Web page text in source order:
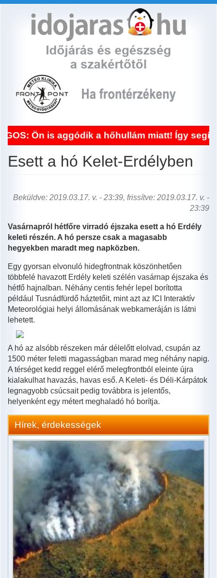
is aggódik a hőhullám miatt! Így segít a
Esett a hó Kelet-Erdélyben
Beküldve: 2019.03.17. v. - 23:39, frissítve: 2019.03.17. v. -
23:39
Vasárnapról hétfőre virradó éjszaka esett a hó Erdély
keleti részén. A hó persze csak a magasabb
hegyekben maradt meg napközben.
Egy gyorsan elvonuló hidegfrontnak köszönhetően
többfelé havazott Erdély keleti szélén vasárnap éjszaka és
hétfő hajnalban. Néhány centis fehér lepel borította
például Tusnádfürdő háztetőit, mint azt az ICI Interaktív
Meteorológiai helyi állomásának webkameráján is látni
lehetett.
A hó az alsóbb részeken már délelőtt elolvad, csupán az
1500 méter feletti magasságban marad meg néhány napig.
A térséget kedd reggel elérő melegfrontból eleinte újra
kialakulhat havazás, havas eső. A Keleti- és Déli-Kárpátok
legnagyobb csúcsait pedig továbbra is jelentős,
helyenként egy métert meghaladó hó borítja.
Hírek, érdekességek